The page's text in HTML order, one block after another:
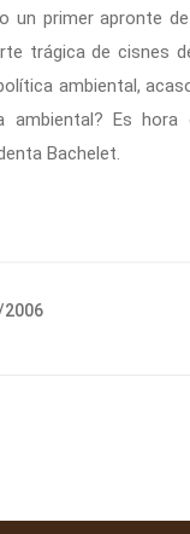
un primer apronte
trágica de cisnes
ambiental,
ambiental? Es
Bachelet.